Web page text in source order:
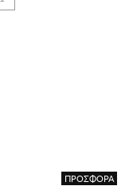
ΠΡΟΣΦΟΡΑ